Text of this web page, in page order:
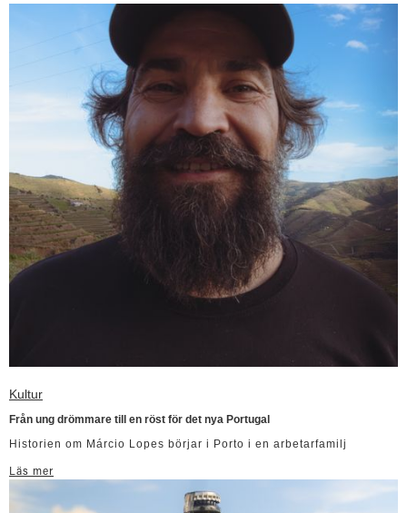
Kultur
Från ung drömmare till en röst för det nya Portugal
Historien om Márcio Lopes börjar i Porto i en arbetarfamilj
Läs mer